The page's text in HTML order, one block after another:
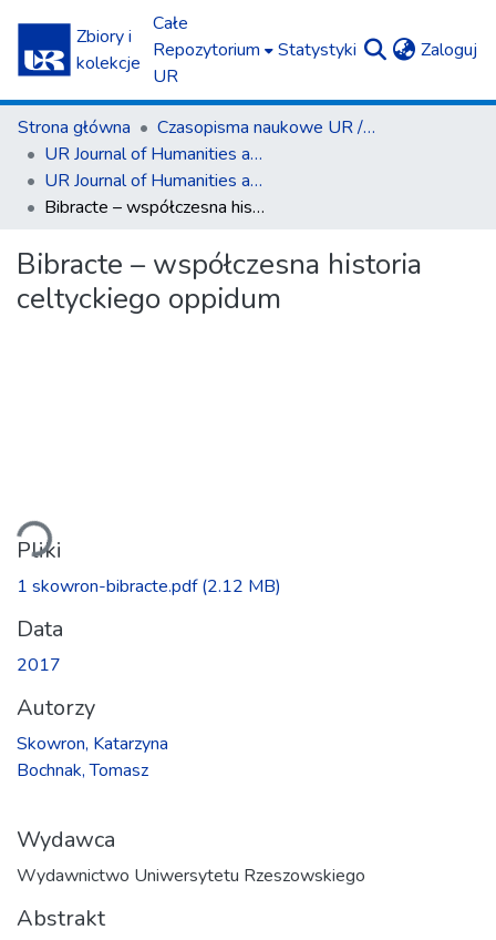
Zbiory i
kolekcje
Całe
Repozytorium
UR
Statystyki Zaloguj
Strona główna
Czasopisma naukowe UR / Scientific Journals
UR Journal of Humanities and Social Sciences
UR Journal of Humanities and Social Sciences nr 2(3)/2017
Bibracte – współczesna historia celtyckiego oppidum
Bibracte – współczesna historia
celtyckiego oppidum
Pliki
1 skowron-bibracte.pdf(2.12 MB)
Data
2017
Autorzy
Skowron, Katarzyna
Bochnak, Tomasz
Wydawca
Wydawnictwo Uniwersytetu Rzeszowskiego
Abstrakt